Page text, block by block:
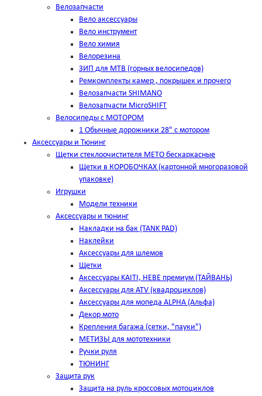
Велозапчасти
Вело аксессуары
Вело инструмент
Вело химия
Велорезина
ЗИП для MTB (горных велосипедов)
Ремкомплекты камер , покрышек и прочего
Велозапчасти SHIMANO
Велозапчасти MicroSHIFT
Велосипеды с МОТОРОМ
1 Обычные дорожники 28" с мотором
Аксессуары и Тюнинг
Щетки стеклоочистителя METO бескаркасные
Щетки в КОРОБОЧКАХ (картонной многоразовой
упаковке)
Игрушки
Модели техники
Аксессуары и тюнинг
Накладки на бак (TANK PAD)
Наклейки
Аксессуары для шлемов
Щетки
Аксессуары KAITI, HEBE премиум (ТАЙВАНЬ)
Аксессуары для ATV (квадроциклов)
Аксессуары для мопеда ALPHA (Альфа)
Декор мото
Крепления багажа (сетки, "пауки")
МЕТИЗЫ для мототехники
Ручки руля
ТЮНИНГ
Защита рук
Защита на руль кроссовых мотоциклов